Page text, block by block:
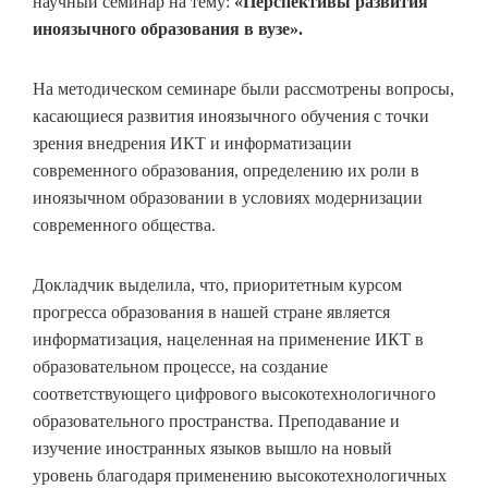
иноязычного образования в вузе».
На методическом семинаре были рассмотрены вопросы,
касающиеся развития иноязычного обучения с точки
зрения внедрения ИКТ и информатизации
современного образования, определению их роли в
иноязычном образовании в условиях модернизации
современного общества.
Докладчик выделила, что, приоритетным курсом
прогресса образования в нашей стране является
информатизация, нацеленная на применение ИКТ в
образовательном процессе, на создание
соответствующего цифрового высокотехнологичного
образовательного пространства. Преподавание и
изучение иностранных языков вышло на новый
уровень благодаря применению высокотехнологичных